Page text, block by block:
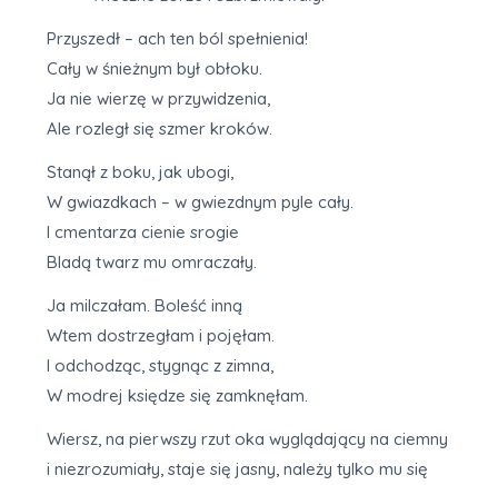
Przyszedł – ach ten ból spełnienia!
Cały w śnieżnym był obłoku.
Ja nie wierzę w przywidzenia,
Ale rozległ się szmer kroków.
Stanął z boku, jak ubogi,
W gwiazdkach – w gwiezdnym pyle cały.
I cmentarza cienie srogie
Bladą twarz mu omraczały.
Ja milczałam. Boleść inną
Wtem dostrzegłam i pojęłam.
I odchodząc, stygnąc z zimna,
W modrej księdze się zamknęłam.
Wiersz, na pierwszy rzut oka wyglądający na ciemny
i niezrozumiały, staje się jasny, należy tylko mu się